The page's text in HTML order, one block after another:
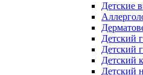
Детские
Детский
Детский
Детский
Детский